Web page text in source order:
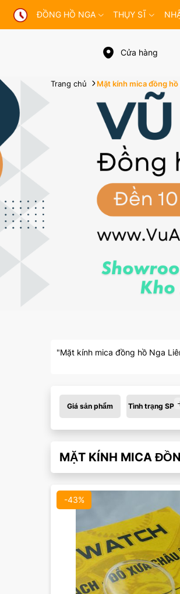
ĐỒNG HỒ NGA THỤY SĨ
Cửa hàng
Trang chủ Mặt kính mica đồng hồ
"Mặt kính mica đồng hồ Nga
Giá sản phẩm Tình trạng SP
MẶT KÍNH MICA
-43%